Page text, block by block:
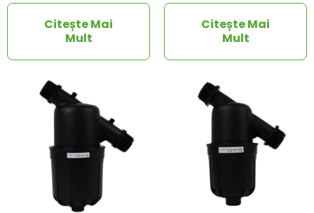
Citește Mai
Mult
Citește Mai
Mult